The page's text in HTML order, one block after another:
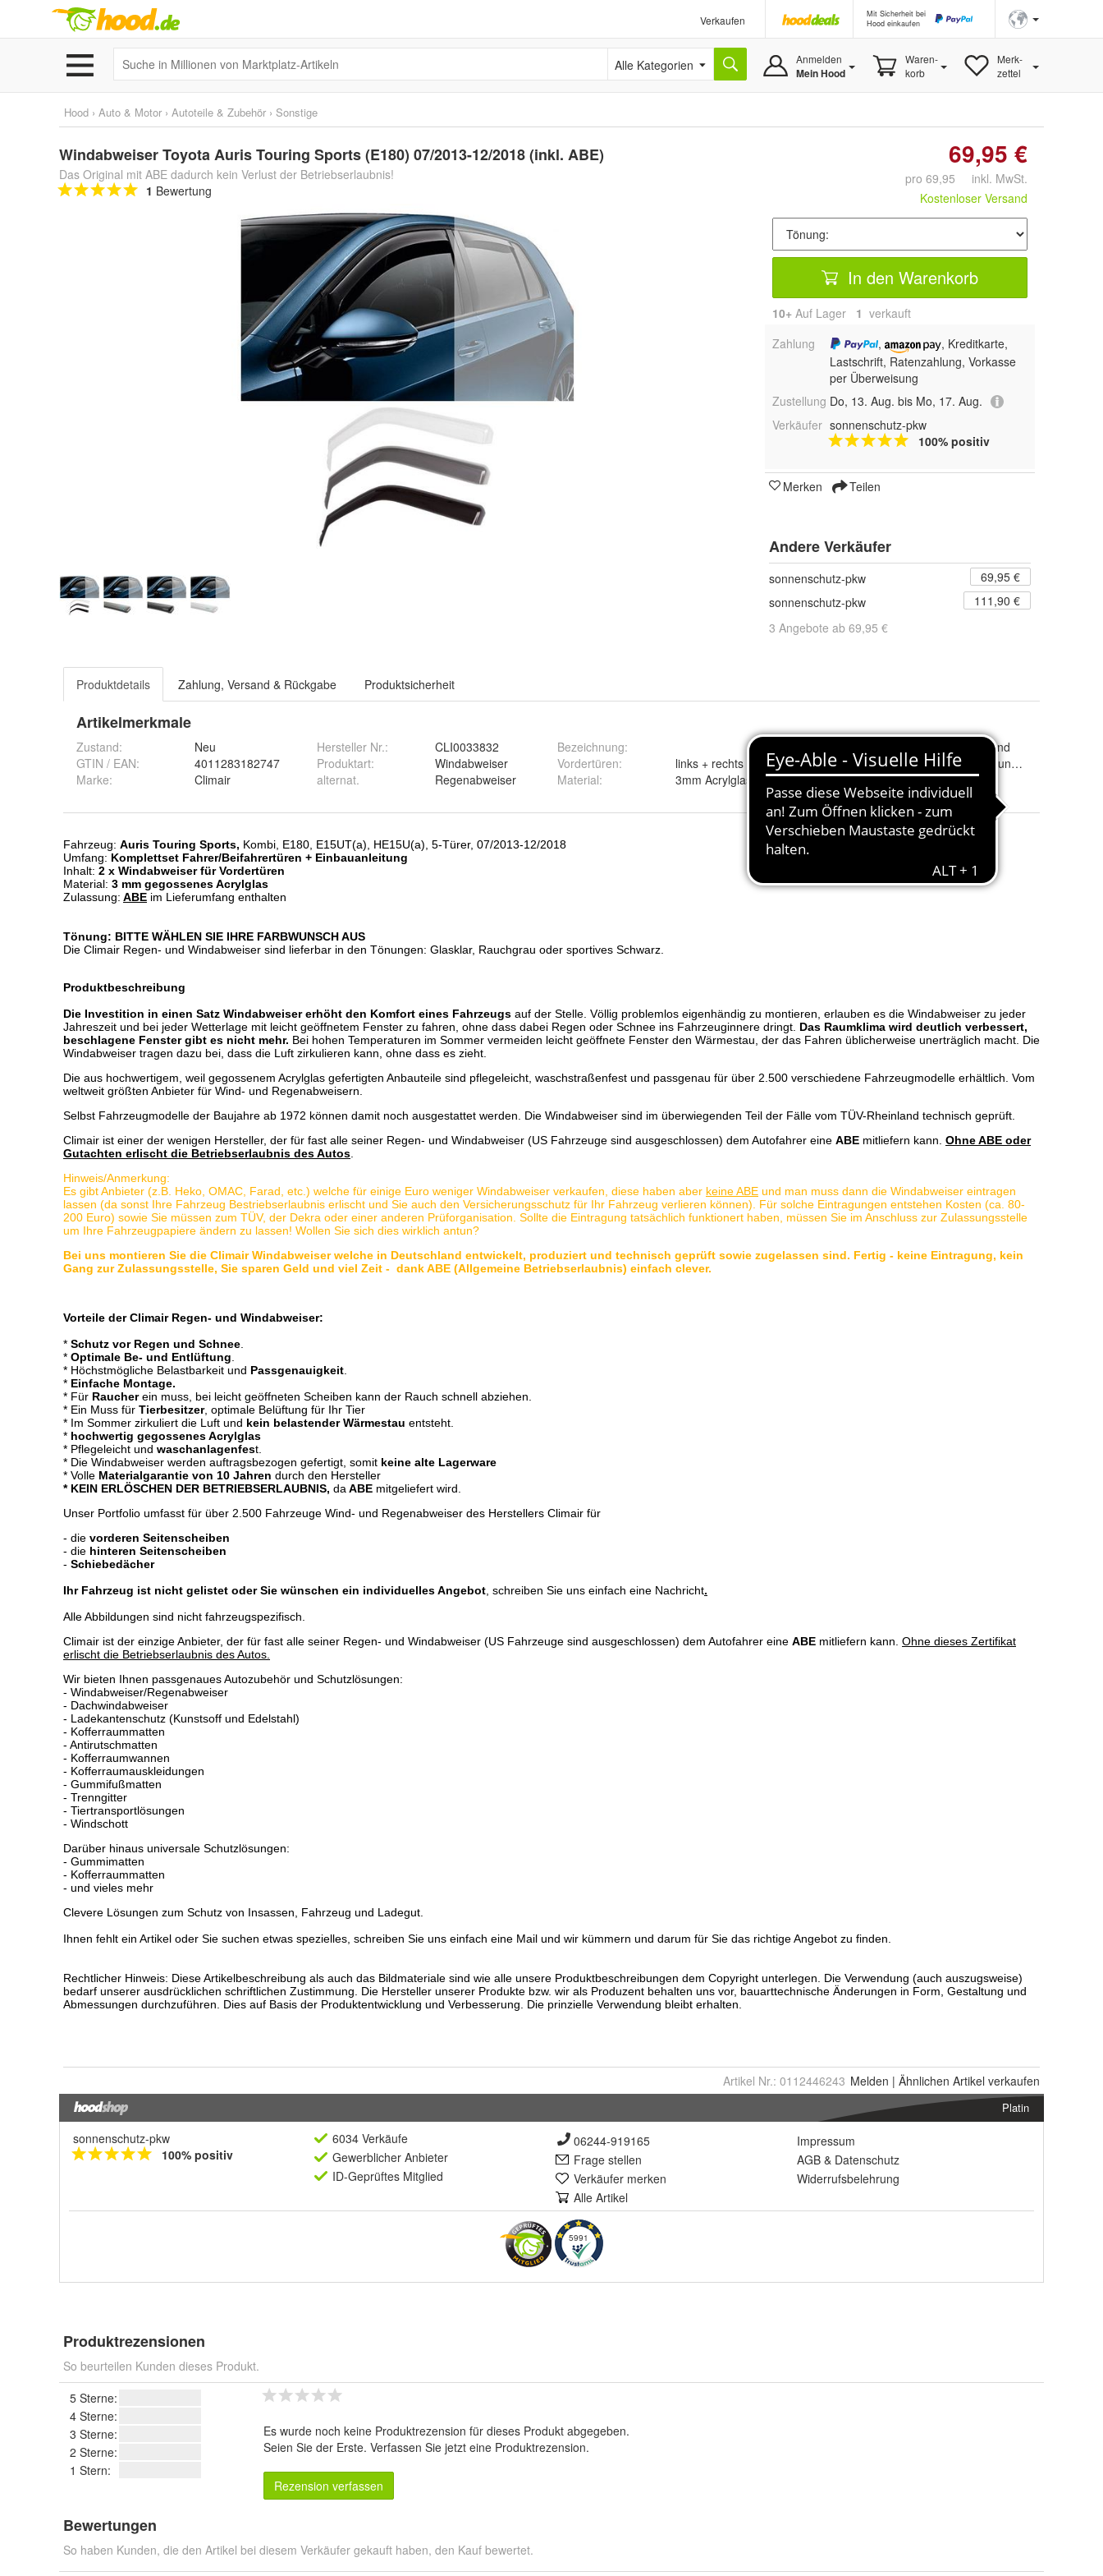
Verkaufen
Mit Sicherheit bei
Hood einkaufen
Alle Kategorien Anmelden
Mein Hood
Waren-
korb
Merk-
zettel
Hood › Auto & Motor › Autoteile & Zubehör › Sonstige
Windabweiser Toyota Auris Touring Sports (E180) 07/2013-12/2018 (inkl. ABE)
Das Original mit ABE dadurch kein Verlust der Betriebserlaubnis!
1 Bewertung
69,95 €
pro 69,95 inkl. MwSt.
Kostenloser Versand
In den Warenkorb
10+ Auf Lager 1 verkauft
Zahlung
,
, Kreditkarte,
Lastschrift, Ratenzahlung, Vorkasse
per Überweisung
Zustellung Do, 13. Aug. bis Mo, 17. Aug.
Verkäufer sonnenschutz-pkw
100% positiv
Merken Teilen
Andere Verkäufer
sonnenschutz-pkw
69,95 €
sonnenschutz-pkw
111,90 €
3 Angebote ab 69,95 €
Produktdetails Zahlung, Versand & Rückgabe Produktsicherheit
Artikelmerkmale
Zustand:
Neu
GTIN / EAN:
4011283182747
Marke:
Climair
Hersteller Nr.:
CLI0033832
Produktart:
Windabweiser
alternat.
Bezeichnung:
Regenabweiser
Vordertüren:
links + rechts
Material: 3mm Acrylglas
ja, ABE beiliegend
Tönung
rauchgrau, klar und schwarz
Artikel Nr.: 0112446243 Melden | Ähnlichen Artikel verkaufen
Platin
sonnenschutz-pkw
100% positiv
6034 Verkäufe
Gewerblicher Anbieter
ID-Geprüftes Mitglied
06244-919165
Frage stellen
Verkäufer merken
Alle Artikel
Impressum
AGB & Datenschutz
Widerrufsbelehrung
5991
Produktrezensionen
So beurteilen Kunden dieses Produkt.
5 Sterne:
4 Sterne:
3 Sterne:
2 Sterne:
1 Stern:
Es wurde noch keine Produktrezension für dieses Produkt abgegeben.
Seien Sie der Erste. Verfassen Sie jetzt eine Produktrezension.
Rezension verfassen
Bewertungen
So haben Kunden, die den Artikel bei diesem Verkäufer gekauft haben, den Kauf bewertet.